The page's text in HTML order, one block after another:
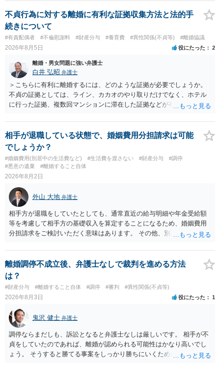
不貞行為に対する離婚に有利な証拠収集方法と法的手
続きについて
#有責配偶者 #不倫慰謝料 #財産分与 #養育費 #異性関係(不貞等) #離婚協議
2026年8月5日 役にたった 2
離婚・男女問題に強い弁護士
白井 弘昭 弁護士
＞こちらに有利に離婚するには、どのような証拠が必要でしょうか。
不貞の証拠としては、ライン、カカオのやり取りだけでなく、ホテル
に行った証拠、複数回マンションに滞在した証拠などが有効です。 不
婚する、慰謝料をとるなど）ことができると思われます。 ただし、不
貞発覚後、長期間同居を続けると、不貞を許したとの評価につながる
場合がありますので、ご注意ください。 以上、ご参考まで。
相手が退職している状態で、婚姻費用分担請求は可能
でしょうか？
#婚姻費用(別居中の生活費など) #生活費を渡さない #財産分与
#調停
#悪意の遺棄
#離婚すること自体
2026年8月2日
外山 大地 弁護士
相手方が退職をしていたとしても、通常直近の給与明細や年金受給額
等を考慮して相手方の基礎収入を算定することになるため、婚姻費用
分担請求をご検討いただく意味はあります。 その他、別居の経緯、質
て、ご検討いただくのが良いかと思います。
離婚調停不成立後、弁護士なしで裁判を進める方法
は？
#財産分与 #離婚すること自体 #調停 #審判 #異性関係(不貞等)
2026年8月3日 役にたった 1
鬼沢 健士 弁護士
調停ならまだしも、訴訟となると弁護士なしは厳しいです。 相手が不
貞をしていたのであれば、離婚が認められる可能性はかなり高いでし
ょう。 そうすると勝てる事案をしっかり勝ちにいくためにも弁護士委